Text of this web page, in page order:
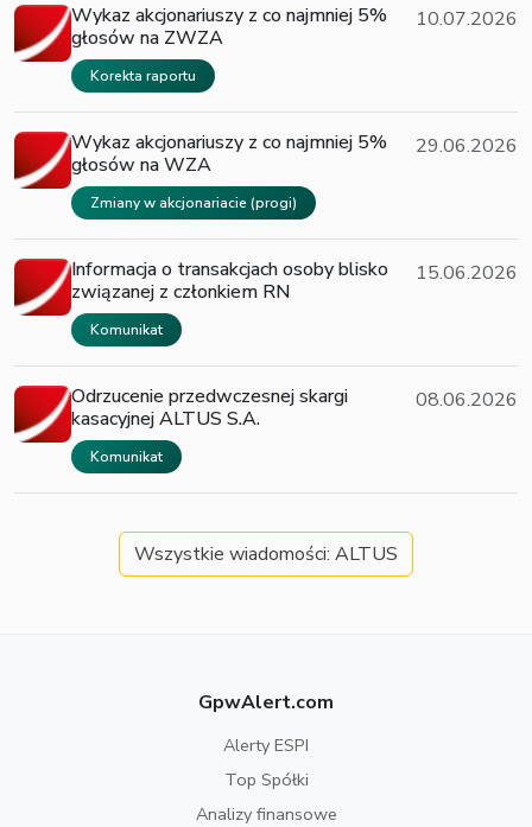
Wykaz akcjonariuszy z co najmniej 5%
głosów na ZWZA
Korekta raportu
10.07.2026
Wykaz akcjonariuszy z co najmniej 5%
głosów na WZA
Zmiany w akcjonariacie (progi)
29.06.2026
Informacja o transakcjach osoby blisko
związanej z członkiem RN
Komunikat
15.06.2026
Odrzucenie przedwczesnej skargi
kasacyjnej ALTUS S.A.
Komunikat
08.06.2026
Wszystkie wiadomości: ALTUS
GpwAlert.com
Alerty ESPI
Top Spółki
Analizy finansowe